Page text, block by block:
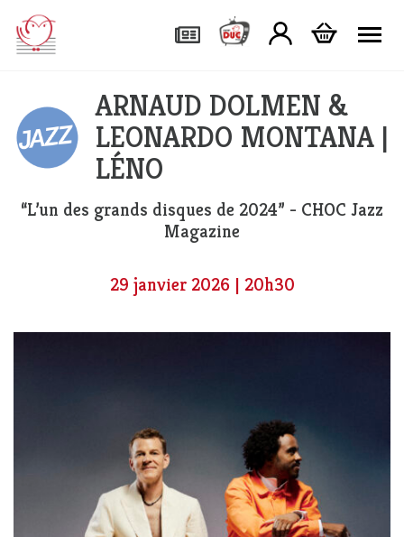
ARNAUD DOLMEN &
LEONARDO MONTANA |
LÉNO
“L’un des grands disques de 2024” - CHOC Jazz
Magazine
29 janvier 2026 | 20h30